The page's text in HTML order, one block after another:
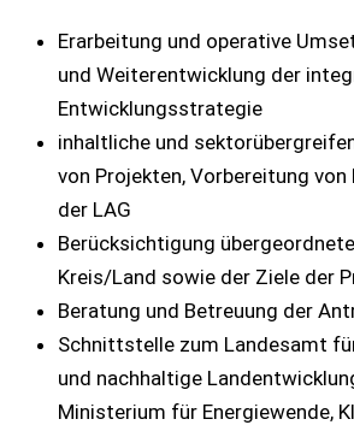
Erarbeitung und operative
und Weiterentwicklung der
Entwicklungsstrategie
inhaltliche und
von Projekten, Vorbereitung von
der LAG
Berücksichtigung
Kreis/Land sowie der Ziele der
Beratung und Betreuung der
Schnittstelle zum Landesamt
und nachhaltige
Ministerium für Energiewende,